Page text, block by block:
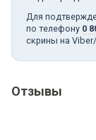
Для
по телефону 0
скрины на
Отзывы